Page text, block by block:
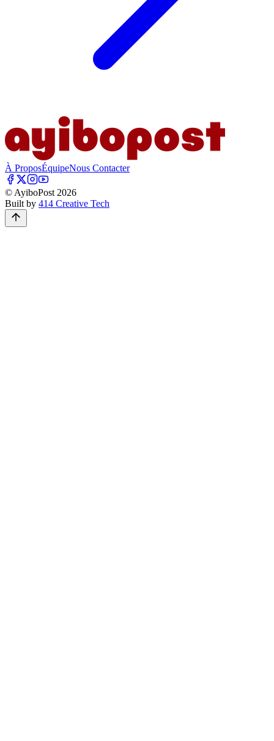
À ProposÉquipeNous Contacter
© AyiboPost 2026
Built by 414 Creative Tech